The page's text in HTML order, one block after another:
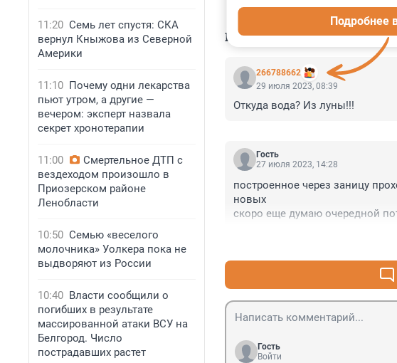
11:20 Семь лет спустя: СКА
вернул Кныжова из Северной
Америки
11:10 Почему одни лекарства
пьют утром, а другие —
вечером: эксперт назвала
секрет хронотерапии
11:00
Смертельное ДТП с
вездеходом произошло в
Приозерском районе
Ленобласти
10:50 Семью «веселого
молочника» Уолкера пока не
выдворяют из России
10:40 Власти сообщили о
погибших в результате
массированной атаки ВСУ на
Белгород. Число
пострадавших растет
КОММЕНТАРИИ 7
266788662
Подробнее
29 июля 2023, 08:39
Откуда вода? Из луны!!!
Гость
27 июля 2023, 14:28
построенное через заницу
новых
скоро еще думаю очередной
итог ,что новых станций нет
Гость
Войти